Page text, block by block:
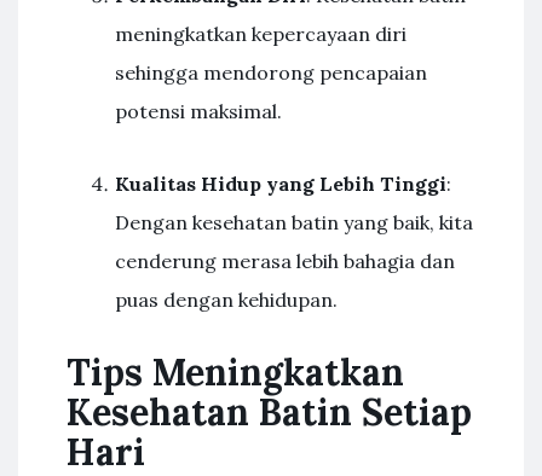
meningkatkan kepercayaan diri
sehingga mendorong pencapaian
potensi maksimal.
Kualitas Hidup yang Lebih Tinggi:
Dengan kesehatan batin yang baik, kita
cenderung merasa lebih bahagia dan
puas dengan kehidupan.
Tips Meningkatkan
Kesehatan Batin Setiap
Hari